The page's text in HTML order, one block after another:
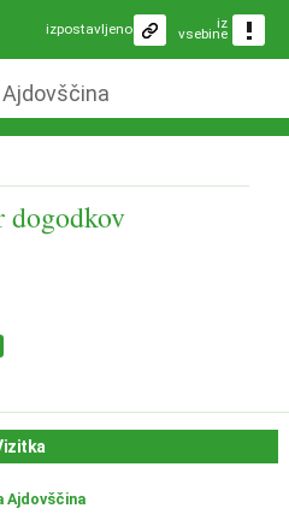
iz
vsebine
izpostavljeno
Ajdovščina
dogodkov
Ajdovščina